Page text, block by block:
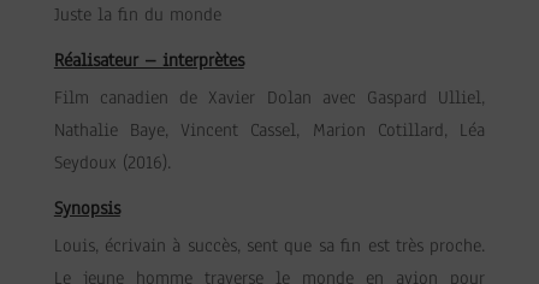
Juste la fin du monde
Réalisateur – interprètes
Film canadien de Xavier Dolan avec Gaspard Ulliel,
Nathalie Baye, Vincent Cassel, Marion Cotillard, Léa
Seydoux (2016).
Synopsis
Louis, écrivain à succès, sent que sa fin est très proche.
Le jeune homme traverse le monde en avion pour